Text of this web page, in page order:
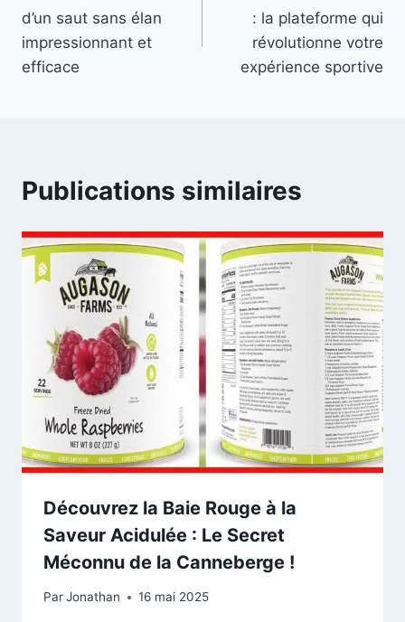
de
l’article
d’un saut sans élan
impressionnant et
efficace
: la plateforme qui
révolutionne votre
expérience sportive
Publications similaires
Découvrez la Baie Rouge à la
Saveur Acidulée : Le Secret
Méconnu de la Canneberge !
ParJonathan 16 mai 2025